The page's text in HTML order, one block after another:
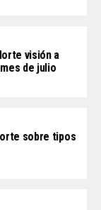
visión a
de julio
sobre tipos